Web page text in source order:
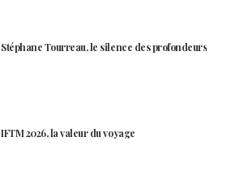
Stéphane Tourreau, le silence des profondeurs
IFTM 2026, la valeur du voyage